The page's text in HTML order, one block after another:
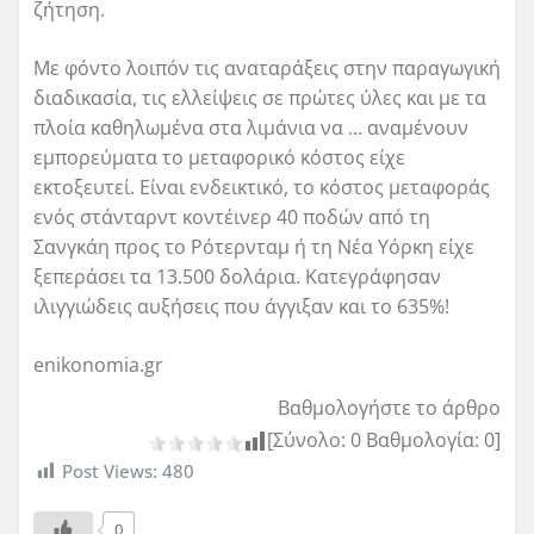
ζήτηση.
Με φόντο λοιπόν τις αναταράξεις στην παραγωγική
διαδικασία, τις ελλείψεις σε πρώτες ύλες και με τα
πλοία καθηλωμένα στα λιμάνια να … αναμένουν
εμπορεύματα το μεταφορικό κόστος είχε
εκτοξευτεί. Είναι ενδεικτικό, το κόστος μεταφοράς
ενός στάνταρντ κοντέινερ 40 ποδών από τη
Σανγκάη προς το Ρότερνταμ ή τη Νέα Υόρκη είχε
ξεπεράσει τα 13.500 δολάρια. Κατεγράφησαν
ιλιγγιώδεις αυξήσεις που άγγιξαν και το 635%!
enikonomia.gr
Βαθμολογήστε το άρθρο
[Σύνολο: 0 Βαθμολογία: 0]
Post Views: 480
0